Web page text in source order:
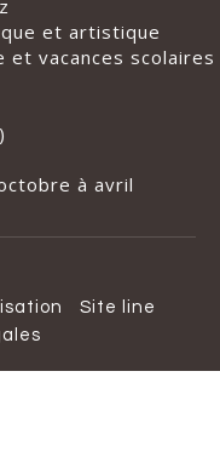
et artistique
vacances scolaires
à avril
Site line